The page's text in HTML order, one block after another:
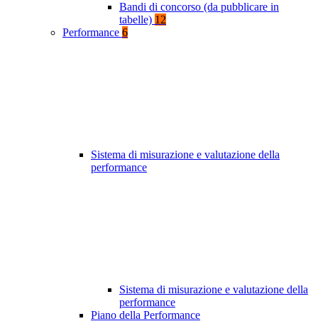
Bandi di concorso (da pubblicare in
tabelle) 12
Performance 6
Sistema di misurazione e valutazione della
performance
Sistema di misurazione e valutazione della
performance
Piano della Performance